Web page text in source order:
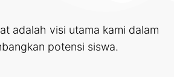
adalah visi utama kami dalam
potensi siswa.